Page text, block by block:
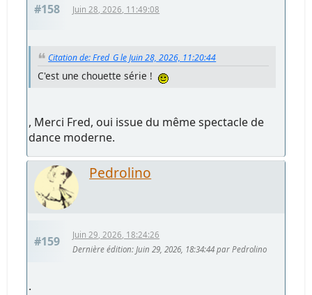
#158 Juin 28, 2026, 11:49:08
Citation de: Fred_G le Juin 28, 2026, 11:20:44
C'est une chouette série !
, Merci Fred, oui issue du même spectacle de
dance moderne.
Pedrolino
#159
Juin 29, 2026, 18:24:26
Dernière édition: Juin 29, 2026, 18:34:44 par Pedrolino
.